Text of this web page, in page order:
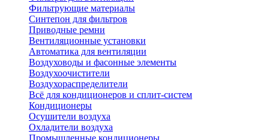
Фильтрующие материалы
Синтепон для фильтров
Приводные ремни
Вентиляционные установки
Автоматика для вентиляции
Воздуховоды и фасонные элементы
Воздухоочистители
Воздухораспределители
Всё для кондиционеров и сплит-систем
Кондиционеры
Осушители воздуха
Охладители воздуха
Промышленные кондиционеры